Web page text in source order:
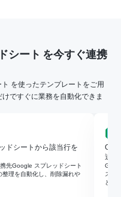
シート を今すぐ連携
を使ったテンプレートをご用
ですぐに業務を自動化できま
ドシートから該当行を
先Google スプレッドシート
理を自動化し、削除漏れや
追加
スへ
と顧